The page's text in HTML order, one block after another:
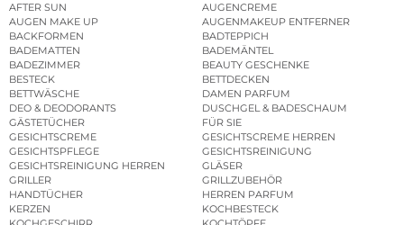
AFTER SUN
AUGENCREME
AUGEN MAKE UP
AUGENMAKEUP ENTFERNER
BACKFORMEN
BADTEPPICH
BADEMATTEN
BADEMÄNTEL
BADEZIMMER
BEAUTY GESCHENKE
BESTECK
BETTDECKEN
BETTWÄSCHE
DAMEN PARFUM
DEO & DEODORANTS
DUSCHGEL & BADESCHAUM
GÄSTETÜCHER
FÜR SIE
GESICHTSCREME
GESICHTSCREME HERREN
GESICHTSPFLEGE
GESICHTSREINIGUNG
GESICHTSREINIGUNG HERREN
GLÄSER
GRILLER
GRILLZUBEHÖR
HANDTÜCHER
HERREN PARFUM
KERZEN
KOCHBESTECK